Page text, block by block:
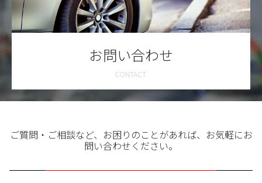
お問い合わせ
ご質問・ご相談など、お困りのことがあれば、お気軽にお
問い合わせください。